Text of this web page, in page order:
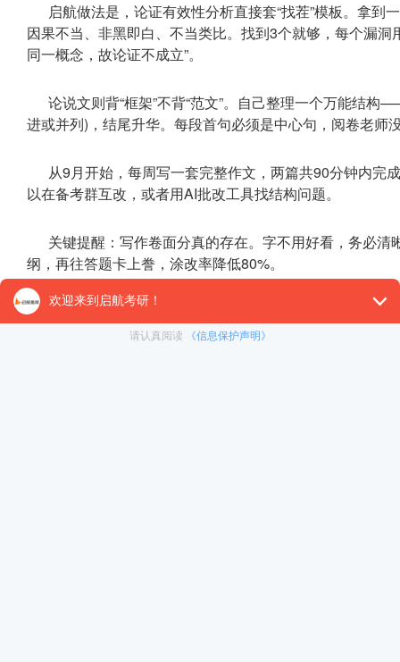
启航做法是，论证有效性分析直接套“找茬”模板。拿
因果不当、非黑即白、不当类比。找到3个就够，每个
同一概念，故论证不成立”。
论说文则背“框架”不背“范文”。自己整理一个万能结
进或并列)，结尾升华。每段首句必须是中心句，阅卷老师
从9月开始，每周写一套完整作文，两篇共90分钟内完
以在备考群互改，或者用AI批改工具找结构问题。
关键提醒：写作卷面分真的存在。字不用好看，务必
纲，再往答题卡上誊，涂改率降低80%。
技巧四：真题——刷三遍，每遍目的